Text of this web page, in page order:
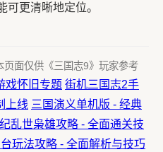
可更清晰地定位。
面仅供《三国志9》玩家参考
戏怀旧专题 街机三国志2手
上线 三国演义单机版 - 经典
乱世枭雄攻略 - 全面通关技
玩法攻略 - 全面解析与技巧